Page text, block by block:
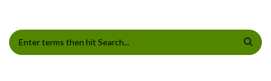
FORMULÁRIO DE BUSCA